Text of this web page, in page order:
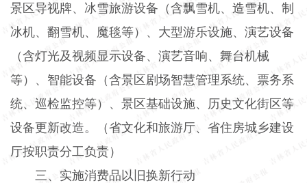
景区导视牌、冰雪旅游设备（含飘雪机、造雪机、制
冰机、翻雪机、魔毯等）、大型游乐设施、演艺设备
（含灯光及视频显示设备、演艺音响、舞台机械
等）、智能设备（含景区剧场智慧管理系统、票务系
统、巡检监控等）、景区基础设施、历史文化街区等
设备更新改造。（省文化和旅游厅、省住房城乡建设
厅按职责分工负责）
三、实施消费品以旧换新行动